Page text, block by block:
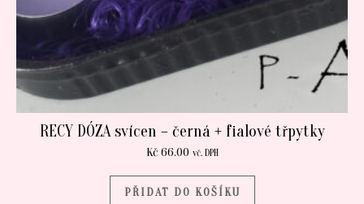
RECY DÓZA svícen – černá + fialové třpytky
Kč66.00 vč. DPH
PŘIDAT DO KOŠÍKU